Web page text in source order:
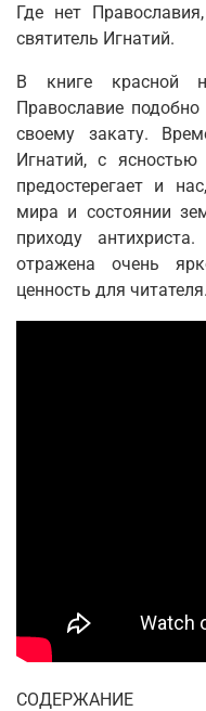
Где нет
святитель Игнатий.
В книге красной
Православие
своему закату.
Игнатий, с
предостерегает и
мира и состоянии
приходу
отражена очень
ценность для
СОДЕРЖАНИЕ